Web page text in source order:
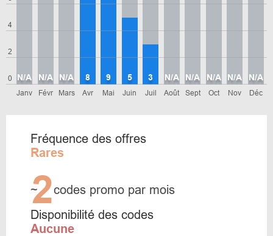
0
2
4
Janv
N/A
Févr
N/A
Mars
N/A
Avr
8
Mai
9
Juin
5
Juil
3
Août
N/A
Sept
N/A
Oct
N/A
Nov
N/A
Déc
N/A
Fréquence des offres
Rares
~
2codes promo par mois
Disponibilité des codes
Aucune